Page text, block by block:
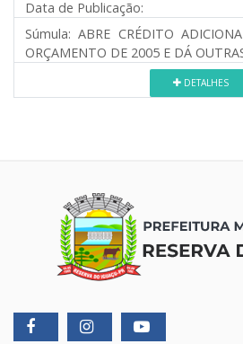
Data de Publicação:
Súmula: ABRE CRÉDITO
ORÇAMENTO DE 2005 E DÁ
DETALHES